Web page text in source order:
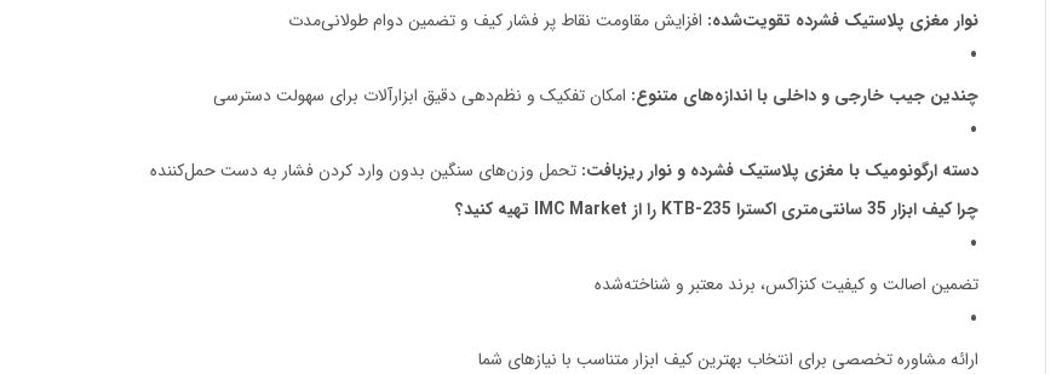
نوار مغزی پلاستیک فشرده تقویت‌شده: افزایش مقاومت نقاط پر فشار کیف و تضمین دوام طولانی‌مدت
چندین جیب خارجی و داخلی با اندازه‌های متنوع: امکان تفکیک و نظم‌دهی دقیق ابزارآلات برای سهولت دسترسی
دسته ارگونومیک با مغزی پلاستیک فشرده و نوار ریزبافت: تحمل وزن‌های سنگین بدون وارد کردن فشار به دست حمل‌کننده
چرا کیف ابزار 35 سانتی‌متری اکسترا KTB-235 را از IMC Market تهیه کنید؟
تضمین اصالت و کیفیت کنزاکس، برند معتبر و شناخته‌شده
ارائه مشاوره تخصصی برای انتخاب بهترین کیف ابزار متناسب با نیازهای شما